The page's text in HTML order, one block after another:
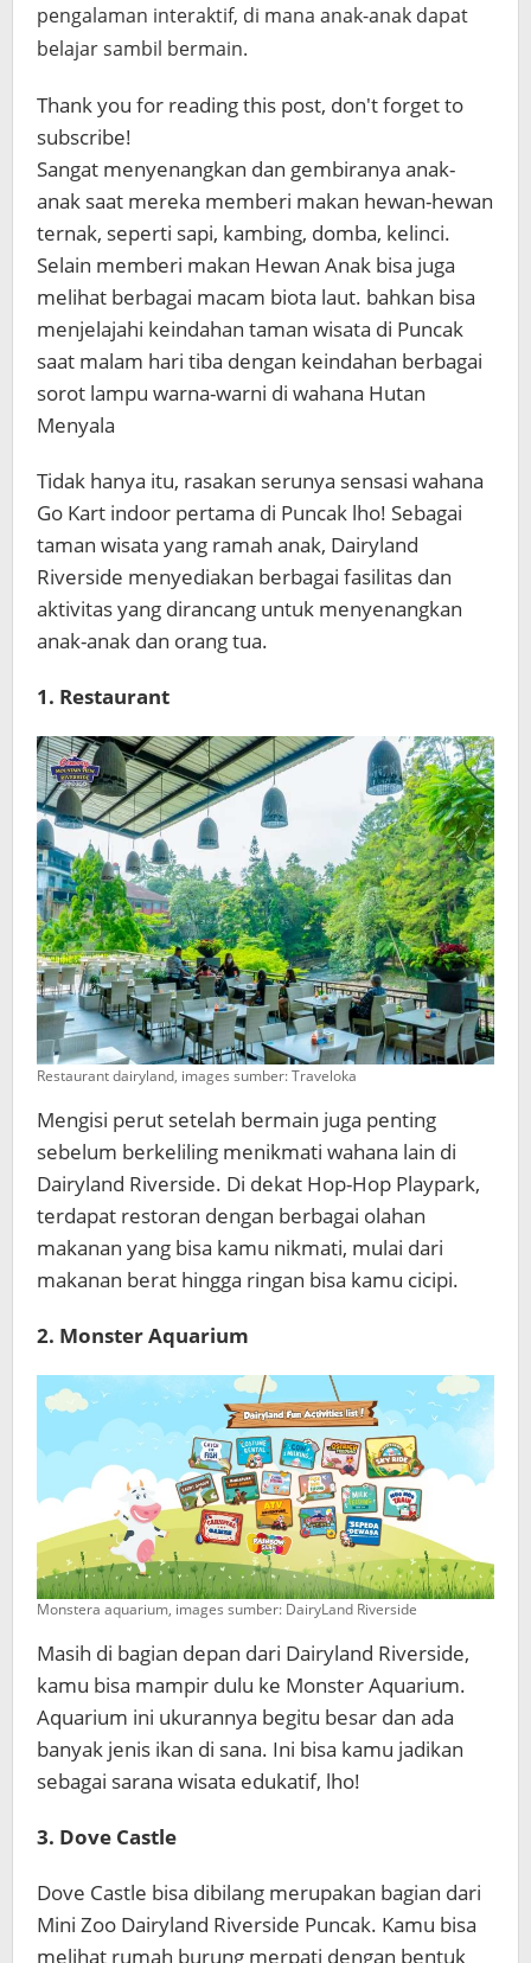
pengalaman interaktif, di mana anak-anak dapat
belajar sambil bermain.
Thank you for reading this post, don't forget to
subscribe!
Sangat menyenangkan dan gembiranya anak-
anak saat mereka memberi makan hewan-hewan
ternak, seperti sapi, kambing, domba, kelinci.
Selain memberi makan Hewan Anak bisa juga
melihat berbagai macam biota laut. bahkan bisa
menjelajahi keindahan taman wisata di Puncak
saat malam hari tiba dengan keindahan berbagai
sorot lampu warna-warni di wahana Hutan
Menyala
Tidak hanya itu, rasakan serunya sensasi wahana
Go Kart indoor pertama di Puncak lho! Sebagai
taman wisata yang ramah anak, Dairyland
Riverside menyediakan berbagai fasilitas dan
aktivitas yang dirancang untuk menyenangkan
anak-anak dan orang tua.
1. Restaurant
Restaurant dairyland, images sumber: Traveloka
Mengisi perut setelah bermain juga penting
sebelum berkeliling menikmati wahana lain di
Dairyland Riverside. Di dekat Hop-Hop Playpark,
terdapat restoran dengan berbagai olahan
makanan yang bisa kamu nikmati, mulai dari
makanan berat hingga ringan bisa kamu cicipi.
2. Monster Aquarium
Monstera aquarium, images sumber: DairyLand Riverside
Masih di bagian depan dari Dairyland Riverside,
kamu bisa mampir dulu ke Monster Aquarium.
Aquarium ini ukurannya begitu besar dan ada
banyak jenis ikan di sana. Ini bisa kamu jadikan
sebagai sarana wisata edukatif, lho!
3. Dove Castle
Dove Castle bisa dibilang merupakan bagian dari
Mini Zoo Dairyland Riverside Puncak. Kamu bisa
melihat rumah burung merpati dengan bentuk